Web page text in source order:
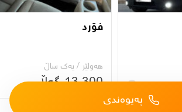
فۆرد
هەولێر / یه‌ك ساڵ
13,300 گەڵا
پەیوەندی